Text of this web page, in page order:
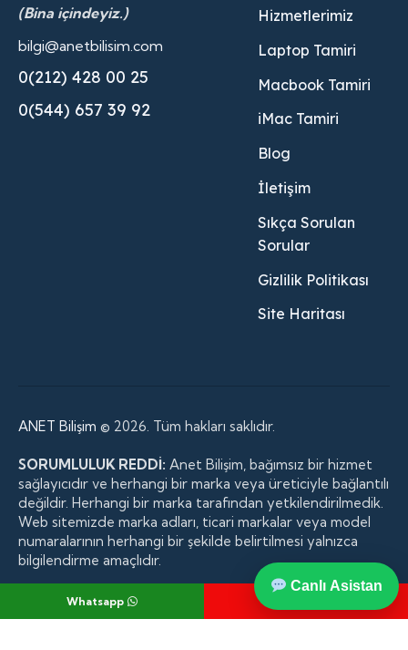
(Bina içindeyiz.)
bilgi@anetbilisim.com
0(212) 428 00 25
0(544) 657 39 92
Hizmetlerimiz
Laptop Tamiri
Macbook Tamiri
iMac Tamiri
Blog
İletişim
Sıkça Sorulan
Sorular
Gizlilik Politikası
Site Haritası
ANET Bilişim © 2026. Tüm hakları saklıdır.
SORUMLULUK REDDİ: Anet Bilişim, bağımsız bir hizmet
sağlayıcıdır ve herhangi bir marka veya üreticiyle bağlantılı
değildir. Herhangi bir marka tarafından yetkilendirilmedik.
Web sitemizde marka adları, ticari markalar veya model
numaralarının herhangi bir şekilde belirtilmesi yalnızca
bilgilendirme amaçlıdır.
Canlı Asistan
Whatsapp